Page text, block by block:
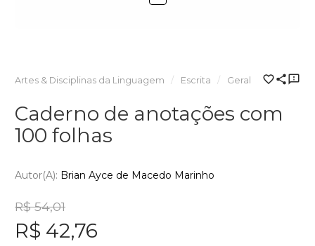
Artes & Disciplinas da Linguagem Escrita Geral
Caderno de anotações com
100 folhas
Autor(a): Brian Ayce de Macedo Marinho
R$ 54,01
R$ 42,76